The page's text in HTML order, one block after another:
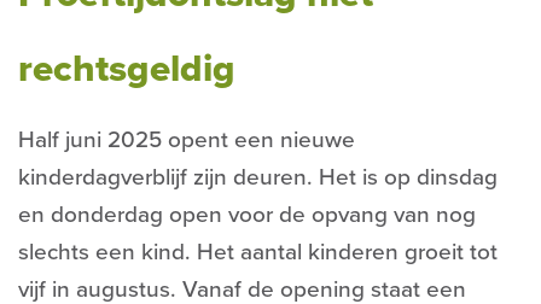
rechtsgeldig
Half juni 2025 opent een nieuwe
kinderdagverblijf zijn deuren. Het is op dinsdag
en donderdag open voor de opvang van nog
slechts een kind. Het aantal kinderen groeit tot
vijf in augustus. Vanaf de opening staat een